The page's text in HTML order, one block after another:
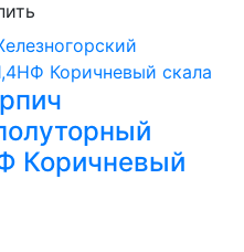
Коричневый